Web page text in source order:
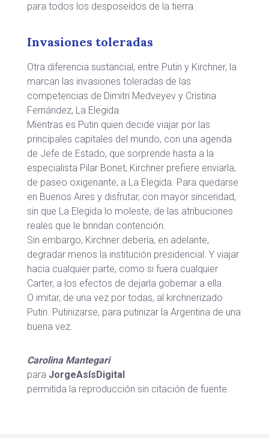
para todos los desposeídos de la tierra.
Invasiones toleradas
Otra diferencia sustancial, entre Putin y Kirchner, la
marcan las invasiones toleradas de las
competencias de Dimitri Medveyev y Cristina
Fernández, La Elegida.
Mientras es Putin quien decide viajar por las
principales capitales del mundo, con una agenda
de Jefe de Estado, que sorprende hasta a la
especialista Pilar Bonet, Kirchner prefiere enviarla,
de paseo oxigenante, a La Elegida. Para quedarse
en Buenos Aires y disfrutar, con mayor sinceridad,
sin que La Elegida lo moleste, de las atribuciones
reales que le brindan contención.
Sin embargo, Kirchner debería, en adelante,
degradar menos la institución presidencial. Y viajar
hacia cualquier parte, como si fuera cualquier
Carter, a los efectos de dejarla gobernar a ella.
O imitar, de una vez por todas, al kirchnerizado
Putin. Putinizarse, para putinizar la Argentina de una
buena vez.
Carolina Mantegari
para JorgeAsísDigital
permitida la reproducción sin citación de fuente.